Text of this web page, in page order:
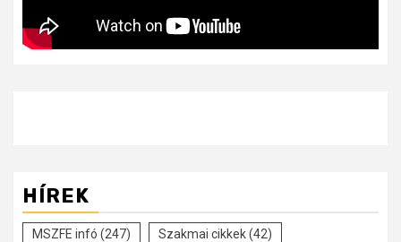
HÍREK
MSZFE infó (247) Szakmai cikkek(42)